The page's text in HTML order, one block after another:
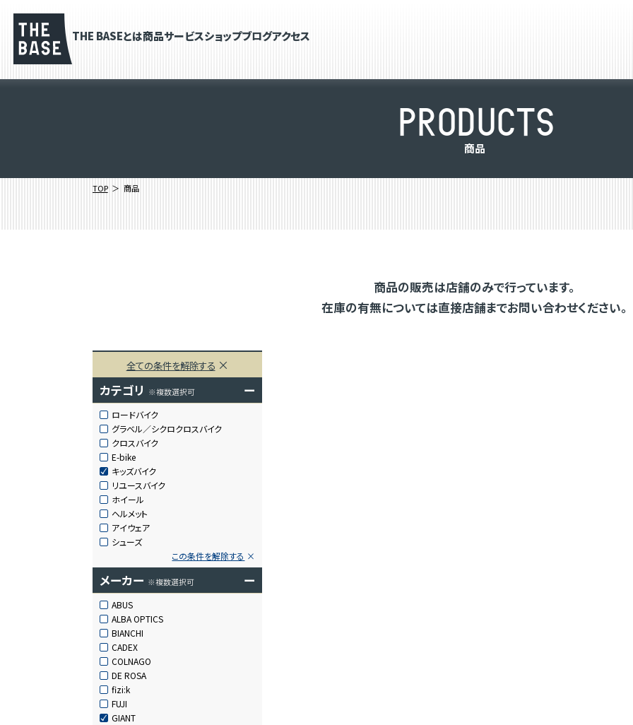
THE BASEとは商品サービスショップブログアクセス
PRODUCTS
商品
TOP 商品
商品の販売は店舗のみで行っています。
在庫の有無については直接店舗までお問い合わせください。
全ての条件を解除する
カテゴリ ※複数選択可 ー
ロードバイク
グラベル／シクロクロスバイク
クロスバイク
E-bike
キッズバイク
リユースバイク
ホイール
ヘルメット
アイウェア
シューズ
この条件を解除する
メーカー ※複数選択可 ー
ABUS
ALBA OPTICS
BIANCHI
CADEX
COLNAGO
DE ROSA
fizi:k
FUJI
GIANT